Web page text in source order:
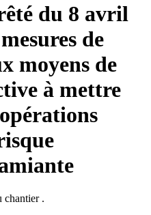
du 8 avril
de
moyens de
à mettre
chantier .